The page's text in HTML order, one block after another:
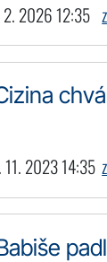
2. 2026 12:35
2023 14:35